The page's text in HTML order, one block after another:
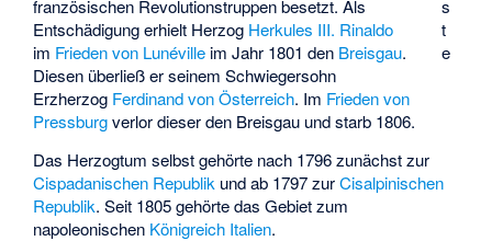
s
t
e
französischen Revolutionstruppen besetzt. Als
Entschädigung erhielt Herzog Herkules III. Rinaldo
im Frieden von Lunéville im Jahr 1801 den Breisgau.
Diesen überließ er seinem Schwiegersohn
Erzherzog Ferdinand von Österreich. Im Frieden von
Pressburgverlor dieser den Breisgau und starb 1806.
Das Herzogtum selbst gehörte nach 1796 zunächst zur
Cispadanischen Republik und ab 1797 zurCisalpinischen
Republik. Seit 1805 gehörte das Gebiet zum
napoleonischen Königreich Italien.